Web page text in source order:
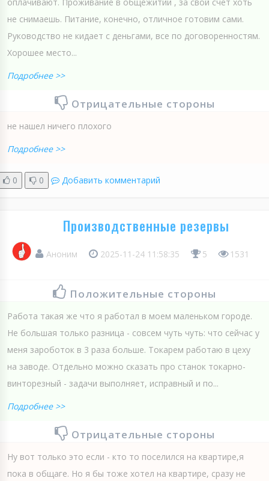
не снимаешь. Питание, конечно, отличное готовим сами.
Руководство не кидает с деньгами, все по договоренностям.
Хорошее место...
Подробнее >>
Отрицательные стороны
не нашел ничего плохого
Подробнее >>
0 0 Добавить комментарий
Производственные резервы
Аноним 2025-11-24 11:58:35 5 1531
Положительные стороны
Работа такая же что я работал в моем маленьком городе.
Не большая только разница - совсем чуть чуть: что сейчас у
меня зароботок в 3 раза больше. Токарем работаю в цеху
на заводе. Отдельно можно сказать про станок токарно-
винторезный - задачи выполняет, исправный и по...
Подробнее >>
Отрицательные стороны
Ну вот только это если - кто то поселился на квартире,я
пока в общаге. Но я бы тоже хотел на квартире, сразу не